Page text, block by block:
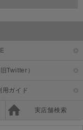
Twitter）
用ガイド
実店舗検索